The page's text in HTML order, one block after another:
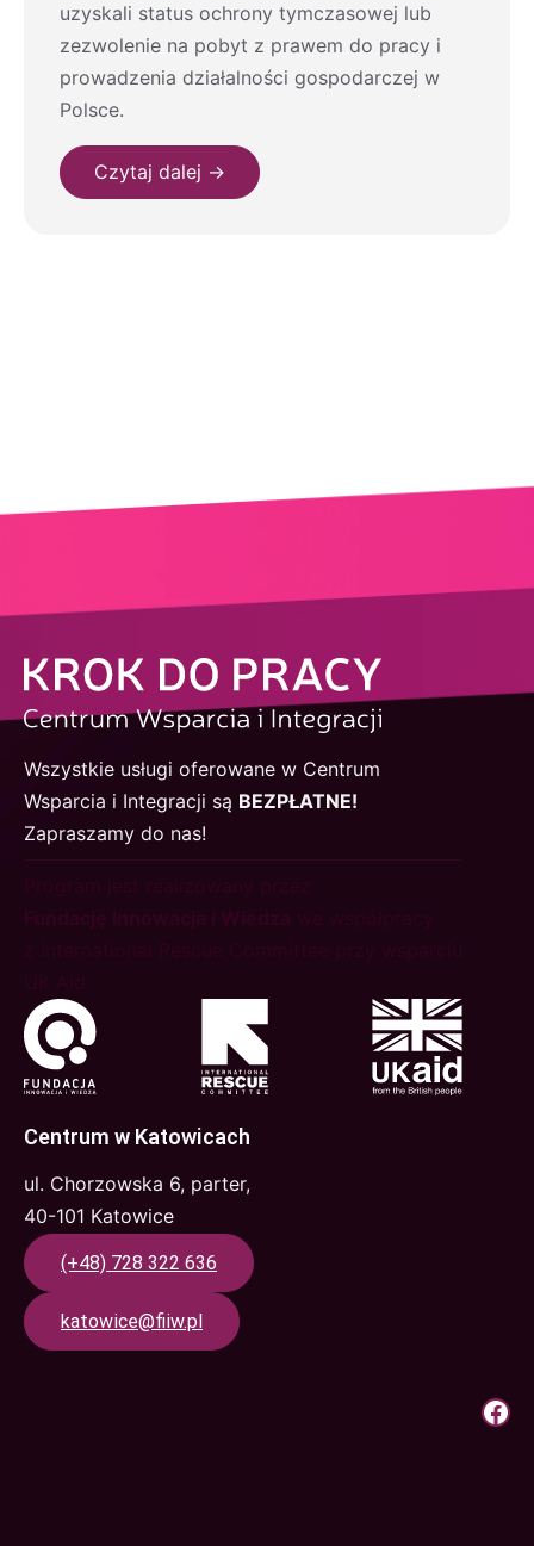
uzyskali status ochrony tymczasowej lub
zezwolenie na pobyt z prawem do pracy i
prowadzenia działalności gospodarczej w
Polsce.
Czytaj dalej →
Wszystkie usługi oferowane w Centrum
Wsparcia i Integracji są BEZPŁATNE!
Zapraszamy do nas!
Centrum w Katowicach
ul. Chorzowska 6, parter,
40-101 Katowice
(+48) 728 322 636
katowice@fiiw.pl
Krok Do Pracy | Facebook